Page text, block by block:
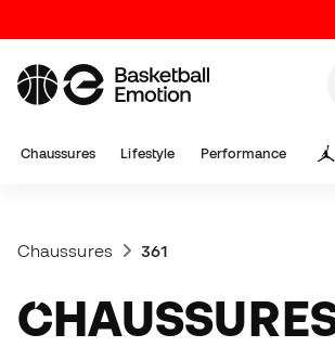
Chaussures Lifestyle Performance
Chaussures 361